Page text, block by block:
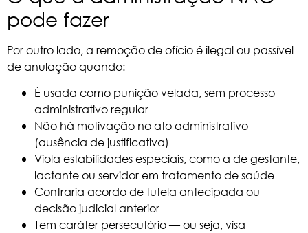
pode fazer
Por outro lado, a remoção de ofício é ilegal ou passível
de anulação quando:
É usada como punição velada, sem processo
administrativo regular
Não há motivação no ato administrativo
(ausência de justificativa)
Viola estabilidades especiais, como a de gestante,
lactante ou servidor em tratamento de saúde
Contraria acordo de tutela antecipada ou
decisão judicial anterior
Tem caráter persecutório — ou seja, visa